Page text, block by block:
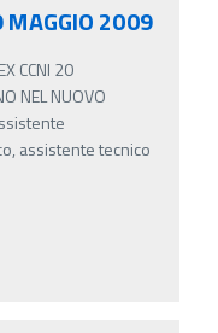
MAGGIO 2009
CCNI 20
NEL NUOVO
assistente tecnico